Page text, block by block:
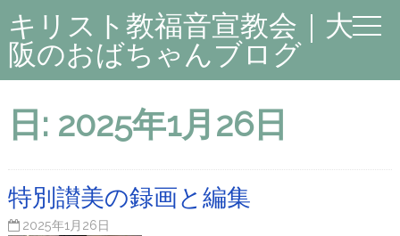
キリスト教福音宣教会｜大
阪のおばちゃんブログ
日: 2025年1月26日
特別讃美の録画と編集
2025年1月26日